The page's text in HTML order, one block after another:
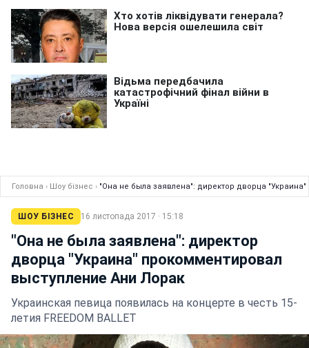
Головна › Шоу бізнес › "Она не была заявлена": директор дворца
ШОУ БІЗНЕС 16 листопада 2017 · 15:18
"Она не была заявлена": директор
дворца "Украина" прокомментировал
выступление Ани Лорак
Украинская певица появилась на концерте в честь 15-
летия FREEDOM BALLET